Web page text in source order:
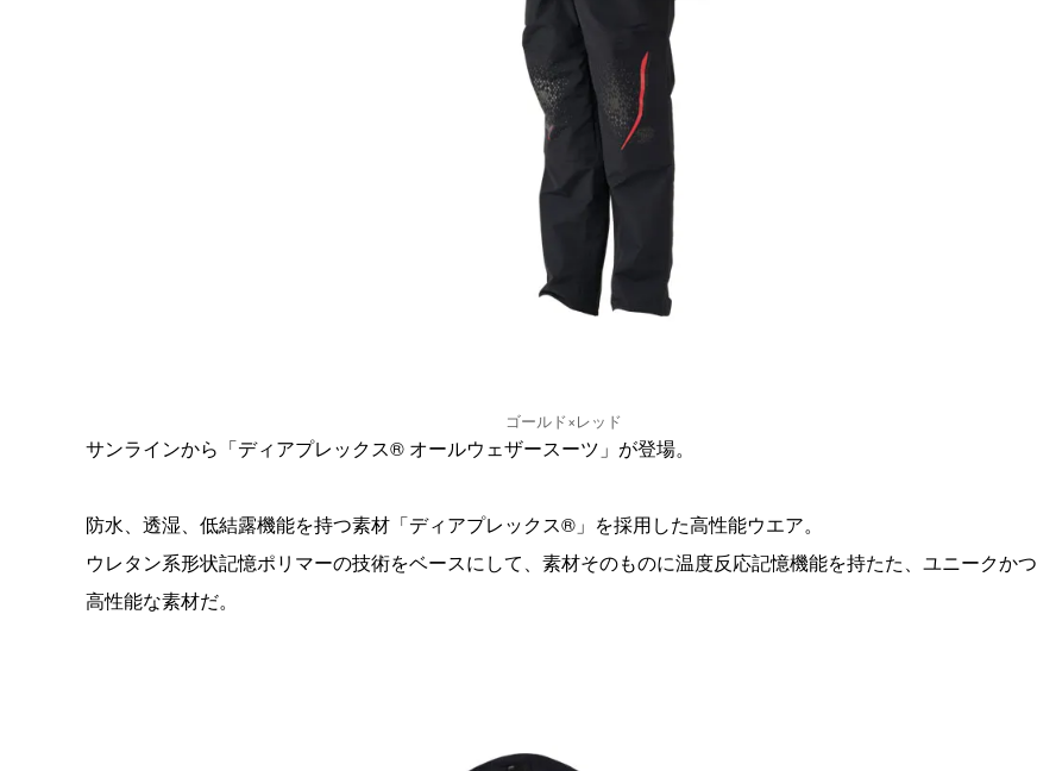
ゴールド×レッド
サンラインから「ディアプレックス® オールウェザースーツ」が登場。
防水、透湿、低結露機能を持つ素材「ディアプレックス®」を採用した高性能ウエア。
ウレタン系形状記憶ポリマーの技術をベースにして、素材そのものに温度反応記憶機能を持たた、ユニークかつ
高性能な素材だ。